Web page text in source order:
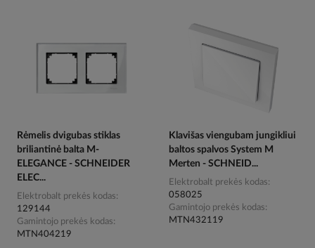
Rėmelis dvigubas stiklas
briliantinė balta M-
ELEGANCE - SCHNEIDER
ELEC...
Elektrobalt prekės kodas
129144
Gamintojo prekės kodas
MTN404219
Klavišas viengubam jungikliui
baltos spalvos System M
Merten - SCHNEID...
Elektrobalt prekės kodas
058025
Gamintojo prekės kodas
MTN432119